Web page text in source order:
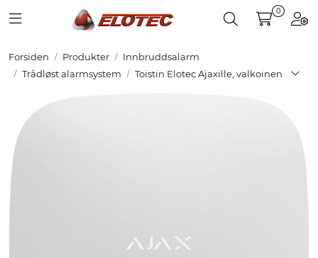
Skip to main content
Toggle navigation
Toggle search
0
Forsiden Produkter
Innbruddsalarm
Trådløst alarmsystem
Toistin Elotec Ajaxille, valkoinen
Tuotteet
Referenssit